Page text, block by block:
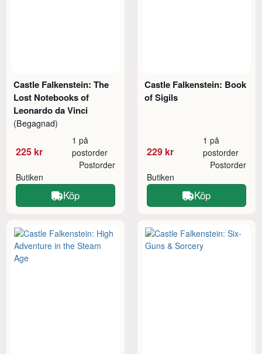
Castle Falkenstein: The
Lost Notebooks of
Leonardo da Vinci
(Begagnad)
225 kr
1 på
postorder
Butiken
Postorder
Köp
Castle Falkenstein: Book
of Sigils
229 kr
1 på
postorder
Butiken
Postorder
Köp